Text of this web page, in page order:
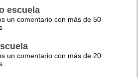
escuela
un comentario con más de 50
un comentario con más de 20